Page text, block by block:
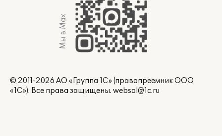
Мы в Max
© 2011-2026 АО «Группа 1С» (правопреемник ООО
«1С»). Все права защищены. websol@1c.ru